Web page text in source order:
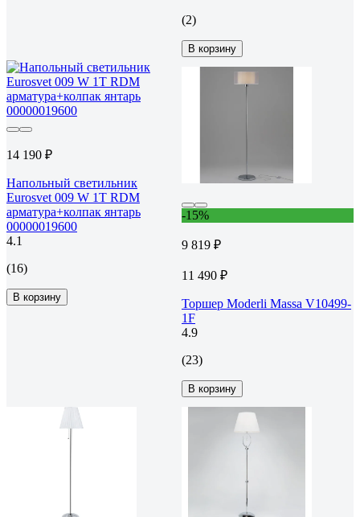
(2)
В корзину
14 190 ₽
Напольный светильник
Eurosvet 009 W 1T RDM
арматура+колпак янтарь
00000019600
4.1
(16)
В корзину
-15%
9 819 ₽
11 490 ₽
Торшер Moderli Massa V10499-
1F
4.9
(23)
В корзину